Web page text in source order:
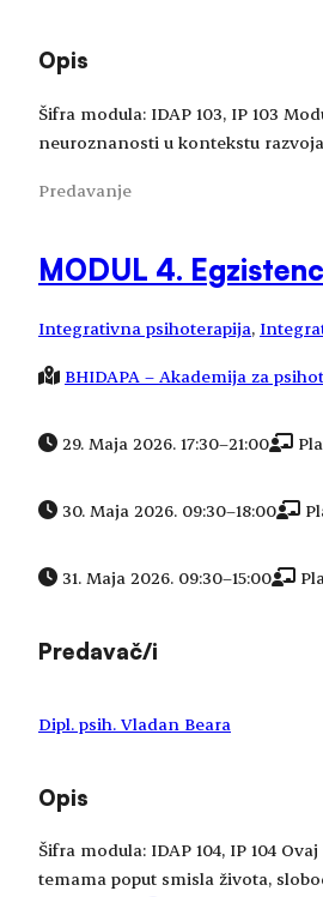
Opis
Šifra modula: IDAP 103, IP 103
neuroznanosti u kontekstu
Predavanje
MODUL 4.
Integrativna psihoterapija,
BHIDAPA – Akademija za
29. Maja 2026. 17:30–21:00
30. Maja 2026. 09:30–18:00
31. Maja 2026. 09:30–15:00
Predavač/i
Dipl. psih. Vladan Beara
Opis
Šifra modula: IDAP 104, IP 104
temama poput smisla života,